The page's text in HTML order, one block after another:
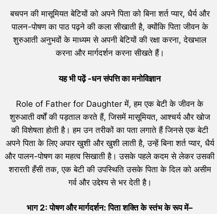
बचपन की मासूमियत बेटियों को अपने पिता को बिना शर्त प्यार, धैर्य और
पालन-पोषण का पाठ पढ़ने की कला सीखाती है, क्योंकि पिता जीवन के
शुरुआती अनुभवों के माध्यम से अपनी बेटियों की रक्षा करना, देखभाल
करना और मार्गदर्शन करना सीखते हैं।
यह भी पढ़ें -धन संपत्ति का मनोविज्ञान
Role of Father for Daughter में, हम एक बेटी के जीवन के
शुरुआती वर्षों की पड़ताल करते हैं, जिसमें मासूमियत, आश्चर्य और खोज
की विशेषता होती है। हम उन तरीकों का पता लगाते हैं जिनसे एक बेटी
अपने पिता के लिए अपार खुशी और खुशी लाती है, उन्हें बिना शर्त प्यार, धैर्य
और पालन-पोषण का महत्व सिखाती है। उसके पहले कदम से लेकर उसकी
शरारती हँसी तक, एक बेटी की उपस्थिति उसके पिता के दिल को असीम
गर्व और उद्देश्य से भर देती है।
भाग 2: पोषण और मार्गदर्शन: पिता शक्ति के स्तंभ के रूप में–